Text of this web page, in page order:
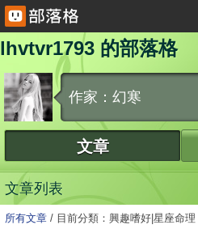
lhvtvr1793 的部落格
作家：幻寒
文章
文章列表
所有文章 / 目前分類：興趣嗜好|星座命理